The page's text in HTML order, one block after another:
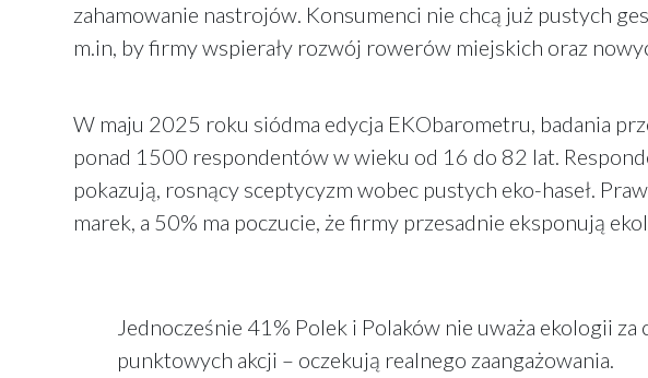
zahamowanie nastrojów. Konsumenci nie chcą już pustych
m.in, by firmy wspierały rozwój rowerów miejskich oraz
W maju 2025 roku siódma edycja EKObarometru, badania
ponad 1500 respondentów w wieku od 16 do 82 lat.
pokazują, rosnący sceptycyzm wobec pustych eko-haseł.
marek, a 50% ma poczucie, że firmy przesadnie eksponują
Jednocześnie 41% Polek i Polaków nie uważa ekologii
punktowych akcji – oczekują realnego zaangażowania.